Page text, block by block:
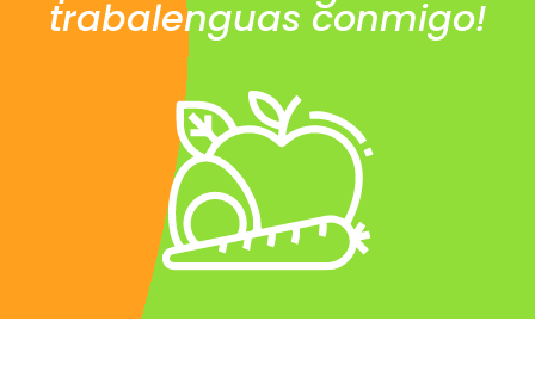
trabalenguas conmigo!